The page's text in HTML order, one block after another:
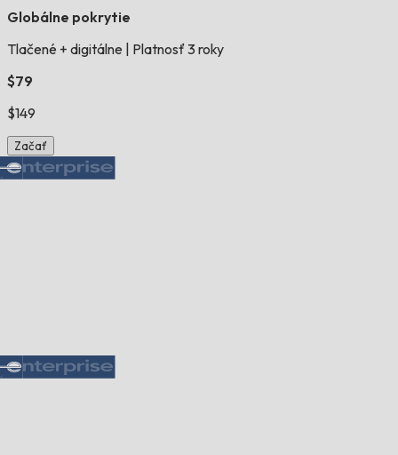
Globálne pokrytie
Tlačené + digitálne
Platnosť 3 roky
$79
$149
Začať